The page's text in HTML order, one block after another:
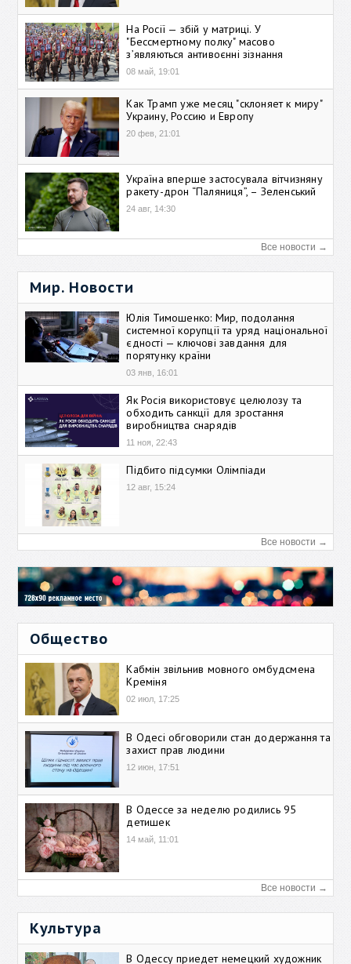
На Росії — збій у матриці. У
"Бессмертному полку" масово
зʼявляються антивоєнні зізнання
08 май, 19:01
Как Трамп уже месяц "склоняет к миру"
Украину, Россию и Европу
20 фев, 21:01
Україна вперше застосувала вітчизняну
ракету-дрон “Паляниця”, – Зеленський
24 авг, 14:30
Все новости →
Мир. Новости
Юлія Тимошенко: Мир, подолання
системної корупції та уряд національної
єдності — ключові завдання для
порятунку країни
03 янв, 16:01
Як Росія використовує целюлозу та
обходить санкції для зростання
виробництва снарядів
11 ноя, 22:43
Підбито підсумки Олімпіади
12 авг, 15:24
Все новости →
Общество
Кабмін звільнив мовного омбудсмена
Креміня
02 июл, 17:25
В Одесі обговорили стан додержання та
захист прав людини
12 июн, 17:51
В Одессе за неделю родились 95
детишек
14 май, 11:01
Все новости →
Культура
В Одессу приедет немецкий художник